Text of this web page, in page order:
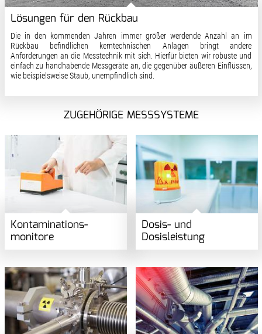
Lösungen für den Rückbau
Die in den kommenden Jahren immer größer werdende Anzahl an im
Rückbau befindlichen kerntechnischen Anlagen bringt andere
Anforderungen an die Messtechnik mit sich. Hierfür bieten wir robuste und
einfach zu handhabende Messgeräte an, die gegenüber äußeren Einflüssen,
wie beispielsweise Staub, unempfindlich sind.
ZUGEHÖRIGE MESSSYSTEME
Kontaminations­
monitore
Dosis- und
Dosisleistung